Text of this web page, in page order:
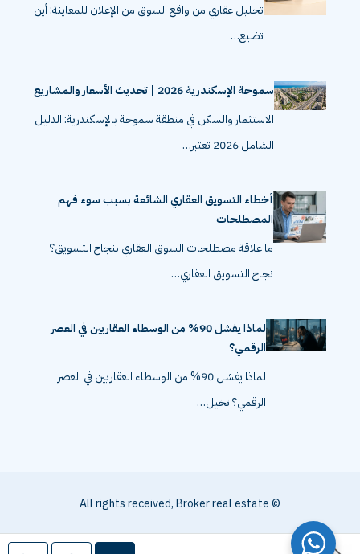
تحليل عقاري من واقع السوق من الإعلان للمعاينة: أين
تضيع…
سموحة الإسكندرية 2026 | تحديث الأسعار والمشاريع
الاستثمار والسكن في منطقة سموحة بالإسكندرية: الدليل
الشامل 2026 تعتبر…
أخطاء التسويق العقاري الشائعة بسبب سوء فهم
المصطلحات
ما علاقة مصطلحات السوق العقاري بنجاح التسويق؟
نجاح التسويق العقاري…
لماذا يفشل 90% من الوسطاء العقاريين في العصر
الرقمي؟
لماذا يفشل 90% من الوسطاء العقاريين في العصر
الرقمي؟ تخيل…
© All rights received, Broker real estate